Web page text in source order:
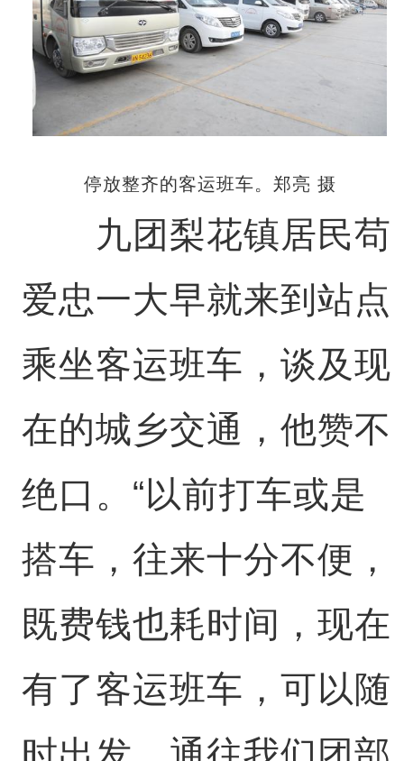
停放整齐的客运班车。郑亮 摄
九团梨花镇居民苟
爱忠一大早就来到站点
乘坐客运班车，谈及现
在的城乡交通，他赞不
绝口。“以前打车或是
搭车，往来十分不便，
既费钱也耗时间，现在
有了客运班车，可以随